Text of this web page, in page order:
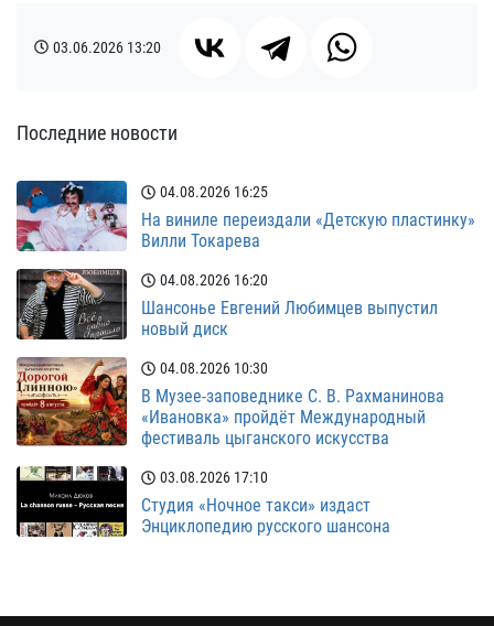
03.06.2026 13:20
Последние новости
04.08.2026 16:25
На виниле переиздали «Детскую пластинку»
Вилли Токарева
04.08.2026 16:20
Шансонье Евгений Любимцев выпустил
новый диск
04.08.2026 10:30
В Музее-заповеднике С. В. Рахманинова
«Ивановка» пройдёт Международный
фестиваль цыганского искусства
03.08.2026 17:10
Студия «Ночное такси» издаст
Энциклопедию русского шансона